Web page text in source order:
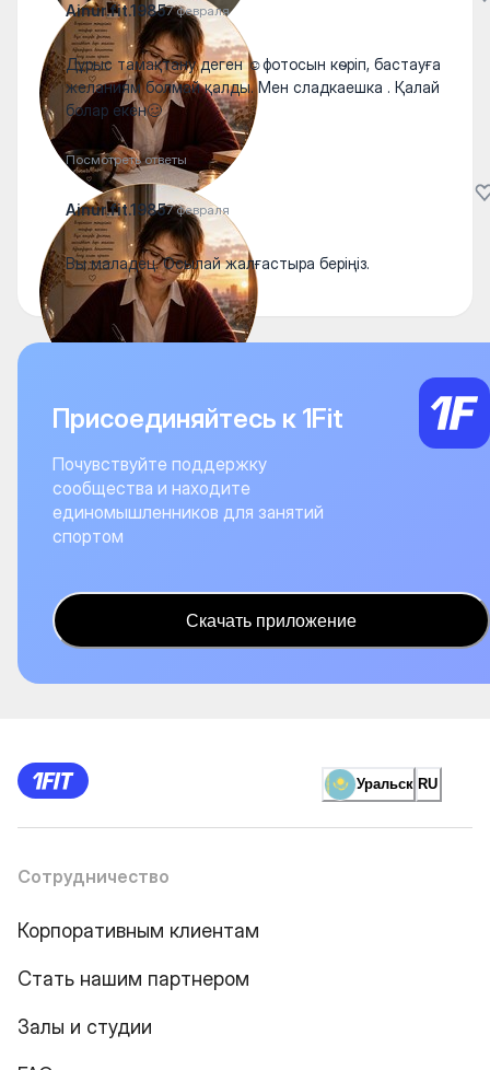
Ainur.fit.19857 февраля
Дұрыс тамақтану деген ☺️фотосын көріп, бастауға
желаниям болмай қалды. Мен сладкаешка . Қалай
болар екен🥴
Посмотреть ответы
Ainur.fit.19857 февраля
Вы маладец. Осылай жалғастыра беріңіз.
Присоединяйтесь к 1Fit
Почувствуйте поддержку
сообщества и находите
единомышленников для занятий
спортом
Скачать приложение
Уральск RU
Сотрудничество
Корпоративным клиентам
Стать нашим партнером
Залы и студии